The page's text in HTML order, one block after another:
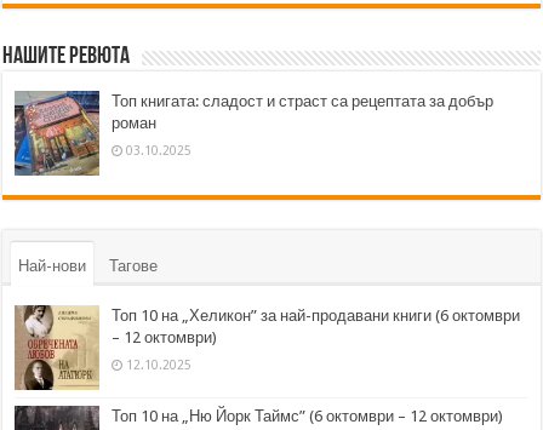
Нашите ревюта
Топ книгата: сладост и страст са рецептата за добър
роман
03.10.2025
Най-нови Тагове
Топ 10 на „Хеликон” за най-продавани книги (6 октомври
– 12 октомври)
12.10.2025
Топ 10 на „Ню Йорк Таймс” (6 октомври – 12 октомври)